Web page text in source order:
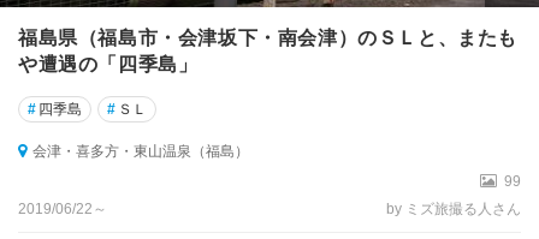
福島県（福島市・会津坂下・南会津）のＳＬと、またも
や遭遇の「四季島」
# 四季島 # ＳＬ
会津・喜多方・東山温泉（福島）
99
2019/06/22～
by ミズ旅撮る人さん